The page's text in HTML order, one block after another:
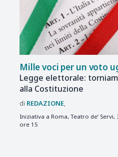
Mille voci per un voto
Legge elettorale:
alla Costituzione
REDAZIONE
Iniziativa a Roma, Teatro de’
ore 15